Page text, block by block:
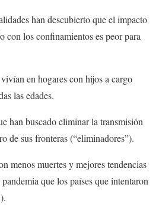
han descubierto que el impacto
con los confinamientos es peor para
en hogares con hijos a cargo
las edades.
han buscado eliminar la transmisión
de sus fronteras (“eliminadores”).
menos muertes y mejores tendencias
que los países que intentaron